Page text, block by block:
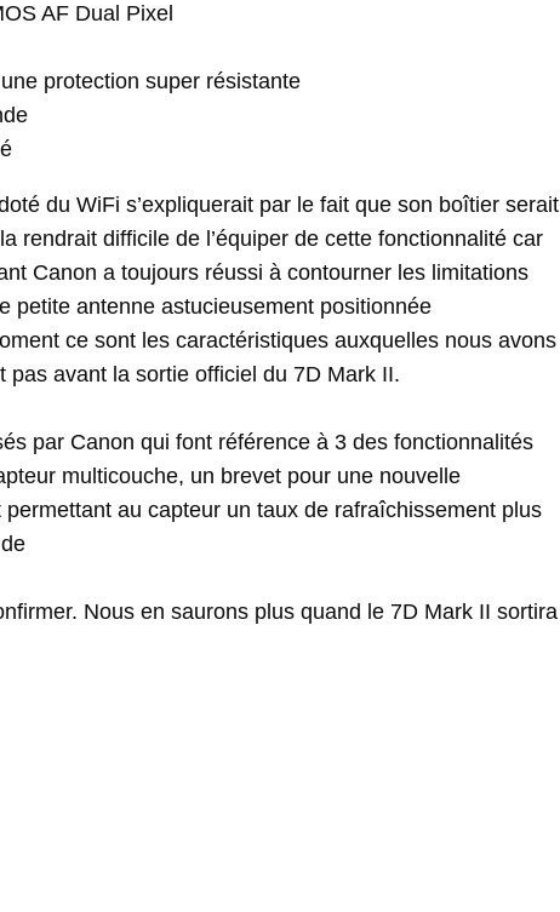
AF Dual Pixel
protection super résistante
du WiFi s’expliquerait par le fait que son boîtier serait
rendrait difficile de l’équiper de cette fonctionnalité car
Canon a toujours réussi à contourner les limitations
petite antenne astucieusement positionnée
ce sont les caractéristiques auxquelles nous avons
pas avant la sortie officiel du 7D Mark II.
par Canon qui font référence à 3 des fonctionnalités
multicouche, un brevet pour une nouvelle
permettant au capteur un taux de rafraîchissement plus
Nous en saurons plus quand le 7D Mark II sortira